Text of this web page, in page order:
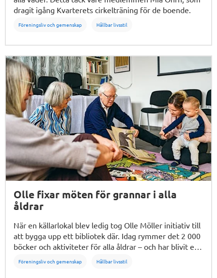
dragit igång Kvarterets cirkelträning för de boende.
Föreningsliv och gemenskap Hållbar livsstil
Olle fixar möten för grannar i alla
åldrar
När en källarlokal blev ledig tog Olle Möller initiativ till
att bygga upp ett bibliotek där. Idag rymmer det 2 000
böcker och aktiviteter för alla åldrar – och har blivit en
självklar mötesplats för medlemmarna i brf
Lagmannen.
Föreningsliv och gemenskap Hållbar livsstil